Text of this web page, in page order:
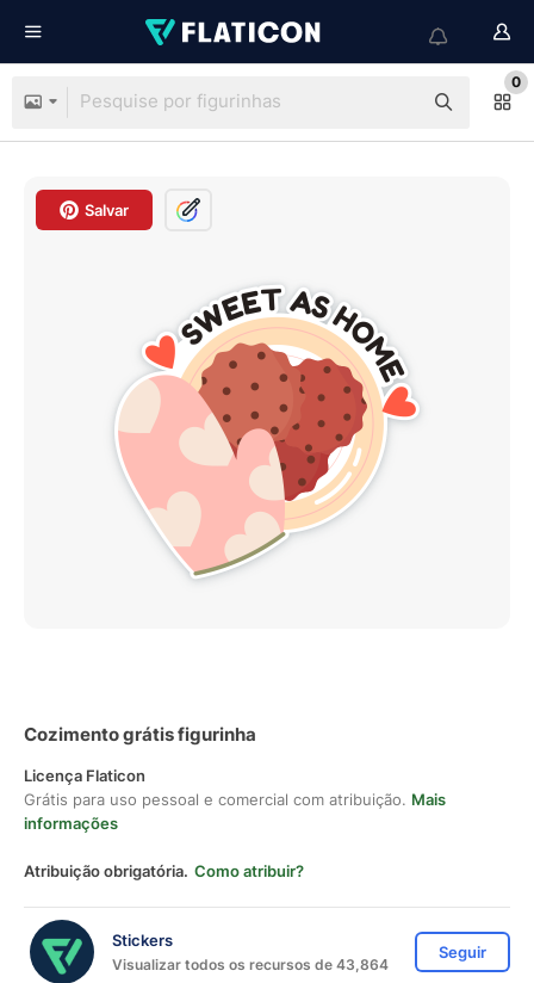
0
Salvar
Cozimento grátis figurinha
Licença Flaticon
Grátis para uso pessoal e comercial com atribuição. Mais
informações
Atribuição obrigatória. Como atribuir?
Stickers
Visualizar todos os recursos de 43,864
Seguir